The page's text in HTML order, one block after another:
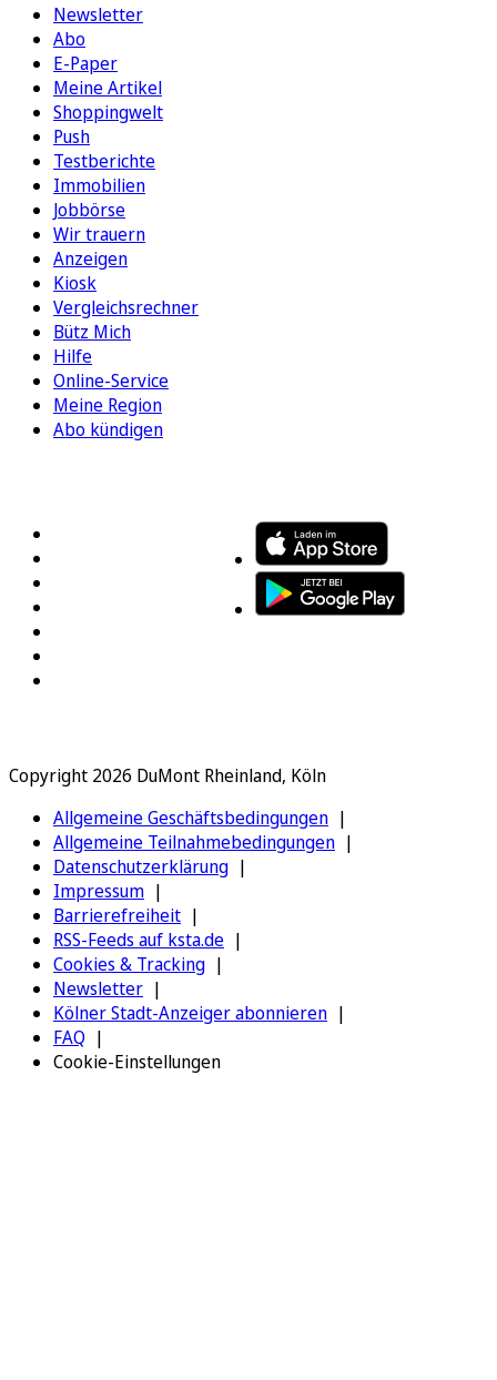
Newsletter
Abo
E-Paper
Meine Artikel
Shoppingwelt
Push
Testberichte
Immobilien
Jobbörse
Wir trauern
Anzeigen
Kiosk
Vergleichsrechner
Bütz Mich
Hilfe
Online-Service
Meine Region
Abo kündigen
Copyright 2026 DuMont Rheinland, Köln
Allgemeine Geschäftsbedingungen
Allgemeine Teilnahmebedingungen
Datenschutzerklärung
Impressum
Barrierefreiheit
RSS-Feeds auf ksta.de
Cookies & Tracking
Newsletter
Kölner Stadt-Anzeiger abonnieren
FAQ
Cookie-Einstellungen